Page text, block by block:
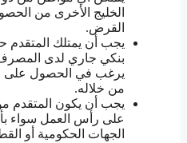
الخليج الأخرى من
القرض.
يجب أن يمتلك
بنكي جاري لدى
يرغب في الحصول على
من خلاله.
يجب أن يكون المتقدم
على رأس العمل سواء
الجهات الحكومية أو